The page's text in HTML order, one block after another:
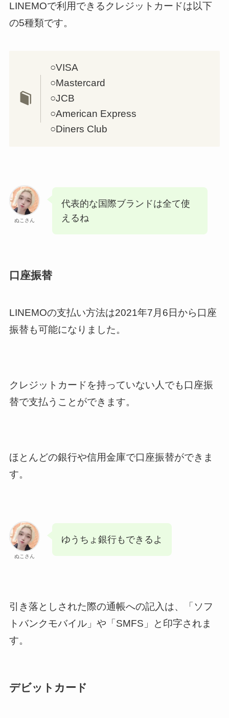
LINEMOで利用できるクレジットカードは以下
の5種類です。
○VISA
○Mastercard
○JCB
○American Express
○Diners Club
ぬこさん
代表的な国際ブランドは全て使
えるね
口座振替
LINEMOの支払い方法は2021年7月6日から口座
振替も可能になりました。
クレジットカードを持っていない人でも口座振
替で支払うことができます。
ほとんどの銀行や信用金庫で口座振替ができま
す。
ぬこさん
ゆうちょ銀行もできるよ
引き落としされた際の通帳への記入は、「ソフ
トバンクモバイル」や「SMFS」と印字されま
す。
デビットカード